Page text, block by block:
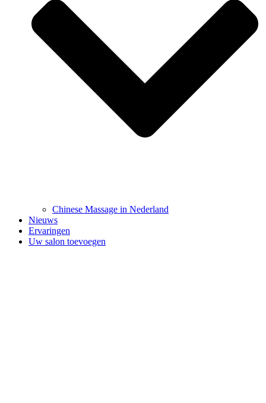
Chinese Massage in Nederland
Nieuws
Ervaringen
Uw salon toevoegen